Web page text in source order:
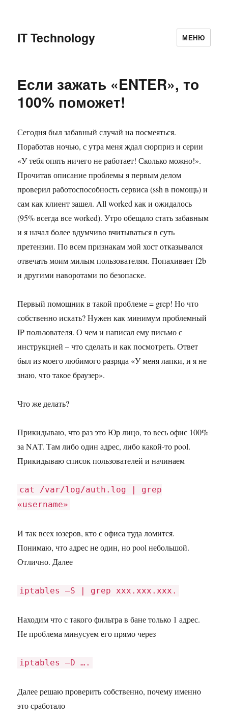
IT Technology МЕНЮ
Если зажать «ENTER», то
100% поможет!
Сегодня был забавный случай на посмеяться.
Поработав ночью, с утра меня ждал сюрприз и серии
«У тебя опять ничего не работает! Сколько можно!».
Прочитав описание проблемы я первым делом
проверил работоспособность сервиса (ssh в помощь) и
сам как клиент зашел. All worked как и ожидалось
(95% всегда все worked). Утро обещало стать забавным
и я начал более вдумчиво вчитываться в суть
претензии. По всем признакам мой хост отказывался
отвечать моим милым пользователям. Попахивает f2b
и другими наворотами по безопаске.
Первый помощник в такой проблеме = grep! Но что
собственно искать? Нужен как минимум проблемный
IP пользователя. О чем и написал ему письмо с
инструкцией – что сделать и как посмотреть. Ответ
был из моего любимого разряда «У меня лапки, и я не
знаю, что такое браузер».
Что же делать?
Прикидываю, что раз это Юр лицо, то весь офис 100%
за NAT. Там либо один адрес, либо какой-то pool.
Прикидываю список пользователей и начинаем
cat /var/log/auth.log | grep
«username»
И так всех юзеров, кто с офиса туда ломится.
Понимаю, что адрес не один, но pool небольшой.
Отлично. Далее
iptables –S | grep xxx.xxx.xxx.
Находим что с такого фильтра в бане только 1 адрес.
Не проблема минусуем его прямо через
iptables –D ….
Далее решаю проверить собственно, почему именно
это сработало